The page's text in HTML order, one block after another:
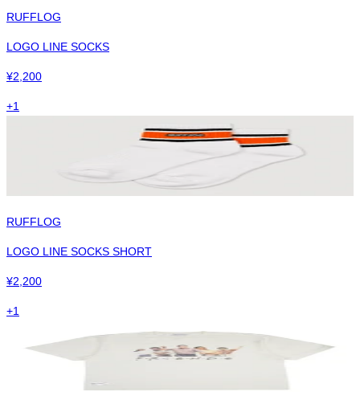
RUFFLOG
LOGO LINE SOCKS
¥2,200
+1
RUFFLOG
LOGO LINE SOCKS SHORT
¥2,200
+1